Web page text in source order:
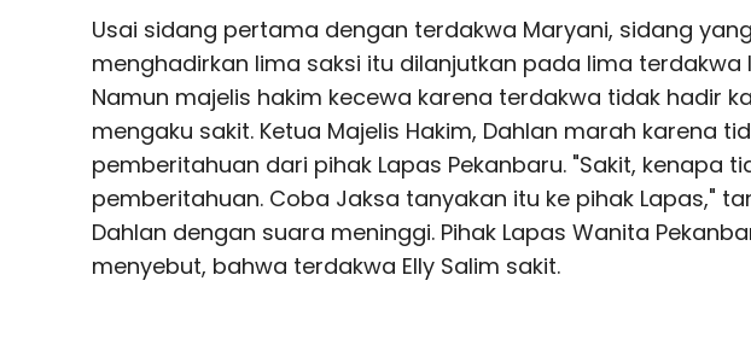
Usai sidang pertama dengan terdakwa Maryani, sidang
menghadirkan lima saksi itu dilanjutkan pada lima terdakwa
Namun majelis hakim kecewa karena terdakwa tidak hadir
mengaku sakit. Ketua Majelis Hakim, Dahlan marah karena
pemberitahuan dari pihak Lapas Pekanbaru. "Sakit, kenapa
pemberitahuan. Coba Jaksa tanyakan itu ke pihak Lapas,"
Dahlan dengan suara meninggi. Pihak Lapas Wanita
menyebut, bahwa terdakwa Elly Salim sakit.